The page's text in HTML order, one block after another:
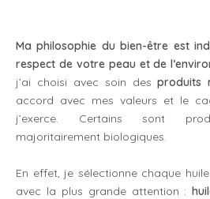
Ma philosophie du bien-être est
respect de votre peau et de
j’ai choisi avec soin desproduits
accord avec mes valeurs et le
j’exerce. Certains sont
majoritairement biologiques.
En effet, je sélectionne chaque
avec la plus grande attention :